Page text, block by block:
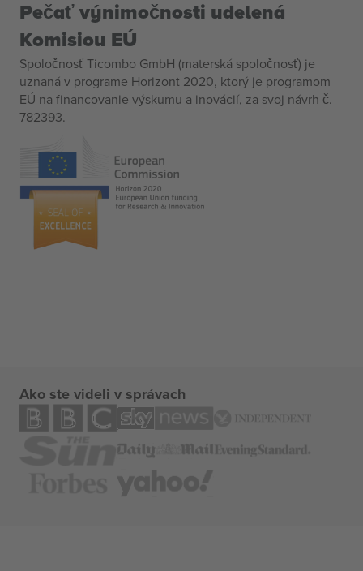
Pečať výnimočnosti udelená
Komisiou EÚ
Spoločnosť Ticombo GmbH (materská spoločnosť) je
uznaná v programe Horizont 2020, ktorý je programom
EÚ na financovanie výskumu a inovácií, za svoj návrh č.
782393.
Ako ste videli v správach